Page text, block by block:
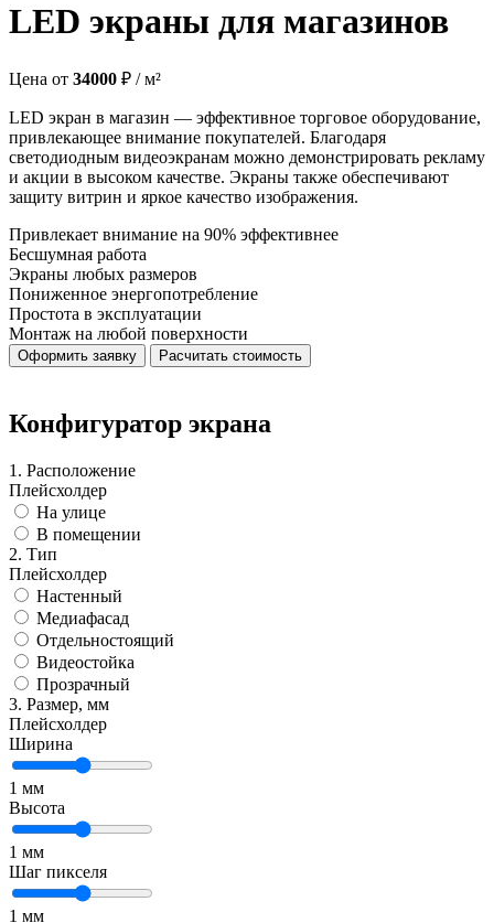
LED экраны для магазинов
Цена от 34000 ₽ / м²
LED экран в магазин — эффективное торговое оборудование,
привлекающее внимание покупателей. Благодаря
светодиодным видеоэкранам можно демонстрировать рекламу
и акции в высоком качестве. Экраны также обеспечивают
защиту витрин и яркое качество изображения.
Привлекает внимание на 90% эффективнее
Бесшумная работа
Экраны любых размеров
Пониженное энергопотребление
Простота в эксплуатации
Монтаж на любой поверхности
Оформить заявку Расчитать стоимость
Конфигуратор экрана
1. Расположение
Плейсхолдер
На улице
В помещении
2. Тип
Плейсхолдер
Настенный
Медиафасад
Отдельностоящий
Видеостойка
Прозрачный
3. Размер, мм
Плейсхолдер
Ширина
1 мм
Высота
1 мм
Шаг пикселя
1 мм